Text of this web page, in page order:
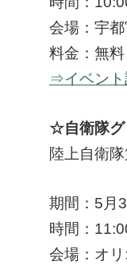
会場：宇
料金：無料
⇒イベント
☆自衛隊グ
陸上自衛
期間：5月
時間：
会場：オ